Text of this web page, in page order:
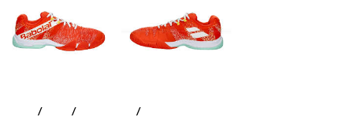
Padel Chaussures Hommes